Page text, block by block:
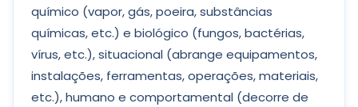
químico (vapor, gás, poeira, substâncias
químicas, etc.) e biológico (fungos, bactérias,
vírus, etc.), situacional (abrange equipamentos,
instalações, ferramentas, operações, materiais,
etc.), humano e comportamental (decorre de